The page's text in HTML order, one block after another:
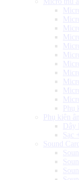
Phụ
Phụ kiện
Dây
Sạc
Sound